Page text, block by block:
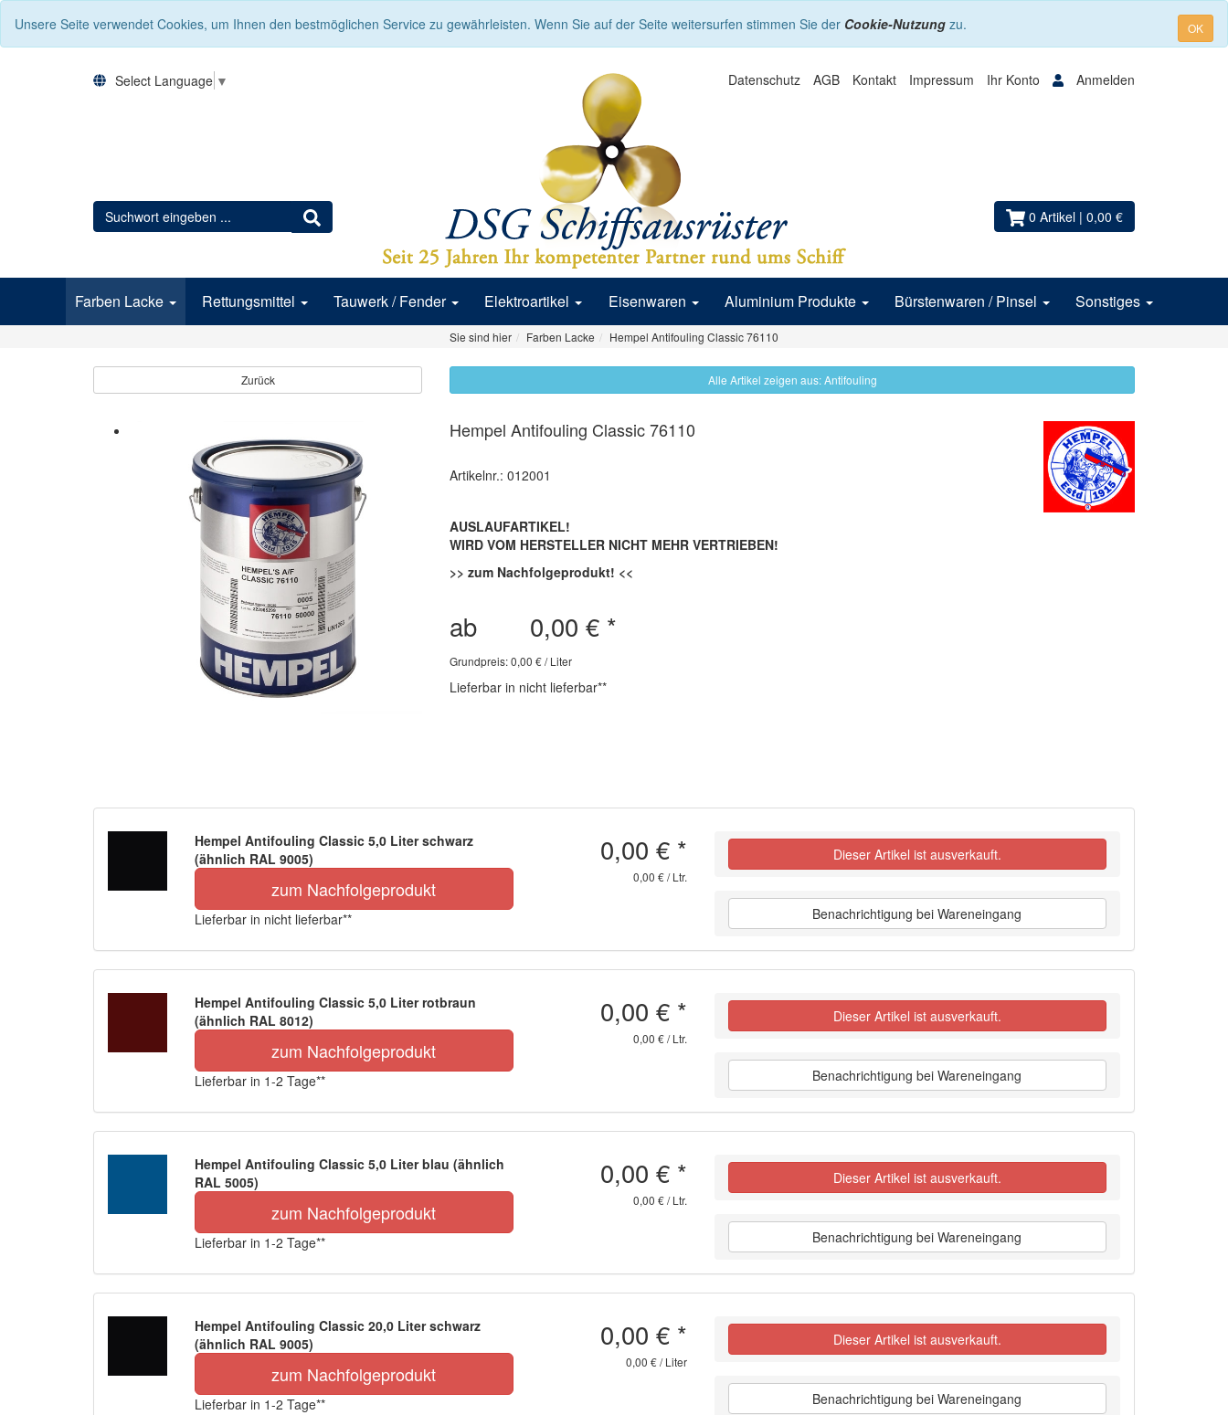
Unsere Seite verwendet Cookies, um Ihnen den bestmöglichen Service zu gewährleisten. Wenn Sie auf der Seite weitersurfen stimmen Sie der Cookie-Nutzung zu. OK
Select Language ▼ Datenschutz AGB Kontakt Impressum Ihr Konto Anmelden
0 Artikel | 0,00 €
Farben Lacke Rettungsmittel Tauwerk / Fender Elektroartikel Eisenwaren Aluminium Produkte Bürstenwaren / Pinsel Sonstiges
Sie sind hier Farben Lacke Hempel Antifouling Classic 76110
Zurück Alle Artikel zeigen aus: Antifouling
Hempel Antifouling Classic 76110
Artikelnr.: 012001
AUSLAUFARTIKEL!
WIRD VOM HERSTELLER NICHT MEHR VERTRIEBEN!
>> zum Nachfolgeprodukt! <<
ab 0,00 € *
Grundpreis: 0,00 € / Liter
Lieferbar in nicht lieferbar**
Hempel Antifouling Classic 5,0 Liter schwarz
(ähnlich RAL 9005)
zum Nachfolgeprodukt
Lieferbar in nicht lieferbar**
0,00 €*
0,00 € / Ltr.
Dieser Artikel ist ausverkauft.
Benachrichtigung bei Wareneingang
Hempel Antifouling Classic 5,0 Liter rotbraun
(ähnlich RAL 8012)
zum Nachfolgeprodukt
Lieferbar in 1-2 Tage**
0,00 €*
0,00 € / Ltr.
Dieser Artikel ist ausverkauft.
Benachrichtigung bei Wareneingang
Hempel Antifouling Classic 5,0 Liter blau (ähnlich
RAL 5005)
zum Nachfolgeprodukt
Lieferbar in 1-2 Tage**
0,00 €*
0,00 € / Ltr.
Dieser Artikel ist ausverkauft.
Benachrichtigung bei Wareneingang
Hempel Antifouling Classic 20,0 Liter schwarz
(ähnlich RAL 9005)
zum Nachfolgeprodukt
Lieferbar in 1-2 Tage**
0,00 €*
0,00 € / Liter
Dieser Artikel ist ausverkauft.
Benachrichtigung bei Wareneingang